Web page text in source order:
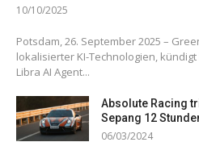
10/10/2025
Potsdam, 26. September 2025 –
lokalisierter KI-Technologien,
Libra AI Agent...
Absolute Racing
Sepang 12
06/03/2024